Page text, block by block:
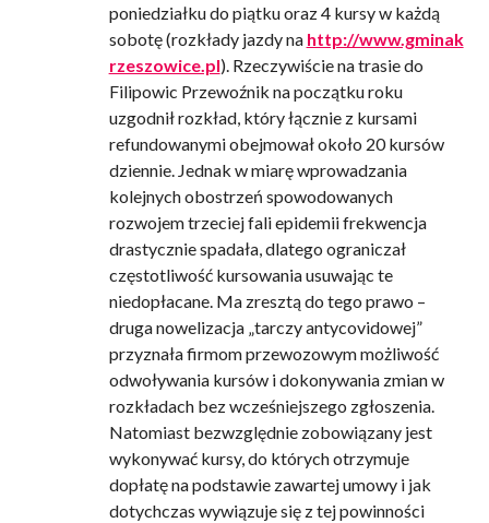
poniedziałku do piątku oraz 4 kursy w każdą
sobotę (rozkłady jazdy na http://www.gminak
rzeszowice.pl). Rzeczywiście na trasie do
Filipowic Przewoźnik na początku roku
uzgodnił rozkład, który łącznie z kursami
refundowanymi obejmował około 20 kursów
dziennie. Jednak w miarę wprowadzania
kolejnych obostrzeń spowodowanych
rozwojem trzeciej fali epidemii frekwencja
drastycznie spadała, dlatego ograniczał
częstotliwość kursowania usuwając te
niedopłacane. Ma zresztą do tego prawo –
druga nowelizacja „tarczy antycovidowej”
przyznała firmom przewozowym możliwość
odwoływania kursów i dokonywania zmian w
rozkładach bez wcześniejszego zgłoszenia.
Natomiast bezwzględnie zobowiązany jest
wykonywać kursy, do których otrzymuje
dopłatę na podstawie zawartej umowy i jak
dotychczas wywiązuje się z tej powinności